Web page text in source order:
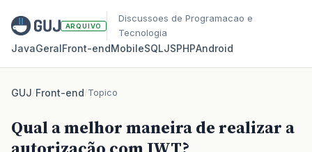
ARQUIVO
Discussoes de Programacao e
Tecnologia
JavaGeralFront‑endMobileSQLJSPHPAndroid
GUJ/Front-end/Topico
Qual a melhor maneira de realizar a